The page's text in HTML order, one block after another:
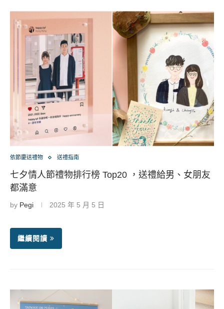
依節慶送禮物 送禮指南
七夕情人節禮物排行榜 Top20 ，送禮給男、女朋友
都滿意
by Pegi 2025 年 5 月 5 日
繼續閱讀